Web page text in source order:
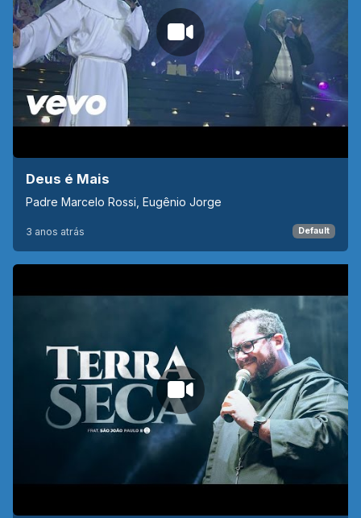
Deus é Mais
Padre Marcelo Rossi, Eugênio Jorge
3 anos atrás Default